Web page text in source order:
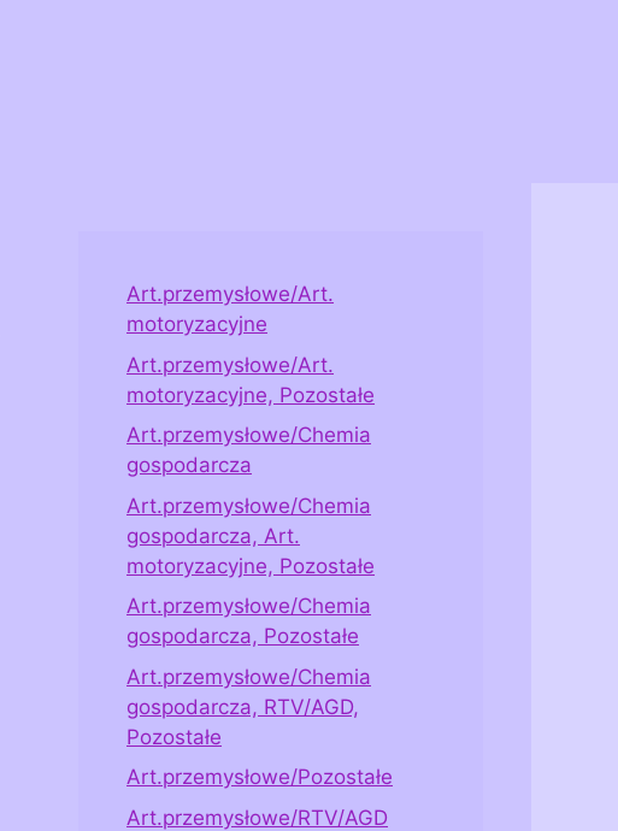
Art.przemysłowe/Art.
motoryzacyjne
Art.przemysłowe/Art.
motoryzacyjne, Pozostałe
Art.przemysłowe/Chemia
gospodarcza
Art.przemysłowe/Chemia
gospodarcza, Art.
motoryzacyjne, Pozostałe
Art.przemysłowe/Chemia
gospodarcza, Pozostałe
Art.przemysłowe/Chemia
gospodarcza, RTV/AGD,
Pozostałe
Art.przemysłowe/Pozostałe
Art.przemysłowe/RTV/AGD